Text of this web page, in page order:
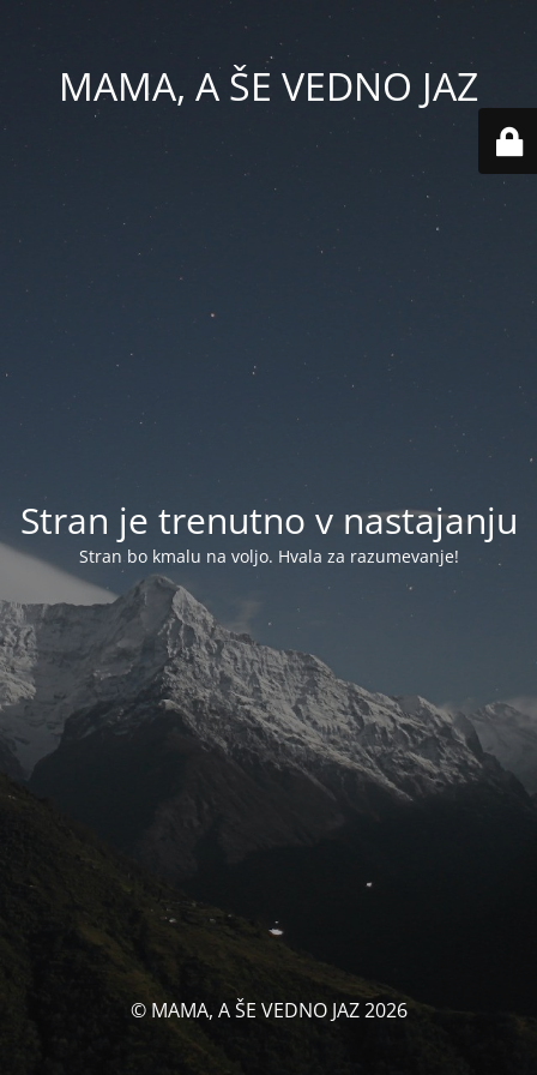
MAMA, A ŠE VEDNO JAZ
Stran je trenutno v nastajanju
Stran bo kmalu na voljo. Hvala za razumevanje!
© MAMA, A ŠE VEDNO JAZ 2026